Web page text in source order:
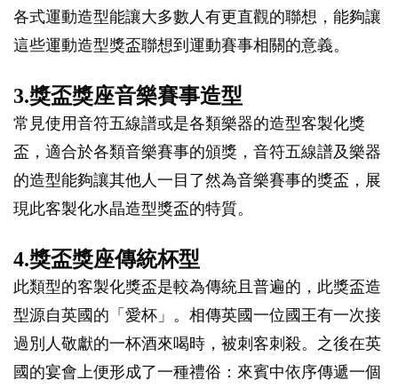
各式運動造型能讓大多數人有更直觀的聯想，能夠讓
這些運動造型獎盃聯想到運動賽事相關的意義。
3.獎盃獎座音樂賽事造型
常見使用音符五線譜或是各類樂器的造型客製化獎
盃，適合於各類音樂賽事的頒獎，音符五線譜及樂器
的造型能夠讓其他人一目了然為音樂賽事的獎盃，展
現此客製化水晶造型獎盃的特質。
4.獎盃獎座傳統杯型
此類型的客製化獎盃是較為傳統且普遍的，此獎盃造
型源自英國的「愛杯」。相傳英國一位國王有一次接
過別人敬獻的一杯酒來喝時，被刺客刺殺。之後在英
國的宴會上便形成了一種禮俗：來賓中依序傳遞一個